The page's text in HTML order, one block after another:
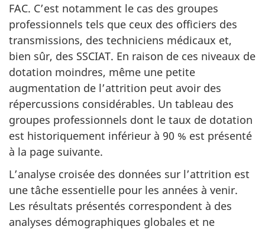
FAC. C’est notamment le cas des groupes
professionnels tels que ceux des officiers des
transmissions, des techniciens médicaux et,
bien sûr, des SSCIAT. En raison de ces niveaux de
dotation moindres, même une petite
augmentation de l’attrition peut avoir des
répercussions considérables. Un tableau des
groupes profession­nels dont le taux de dotation
est historiquement inférieur à 90 % est présenté
à la page suivante.
L’analyse croisée des données sur l’attrition est
une tâche essen­tielle pour les années à venir.
Les résultats présentés corres­pondent à des
analyses démographiques globales et ne